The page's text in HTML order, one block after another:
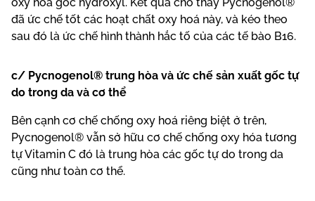
đã ức chế tốt các hoạt chất oxy hoá này, và kéo theo
sau đó là ức chế hình thành hắc tố của các tế bào B16.
c/ Pycnogenol® trung hòa và ức chế sản xuất gốc tự
do trong da và cơ thể
Bên cạnh cơ chế chống oxy hoá riêng biệt ở trên,
Pycnogenol® vẫn sở hữu cơ chế chống oxy hóa tương
tự Vitamin C đó là trung hòa các gốc tự do trong da
cũng như toàn cơ thể.